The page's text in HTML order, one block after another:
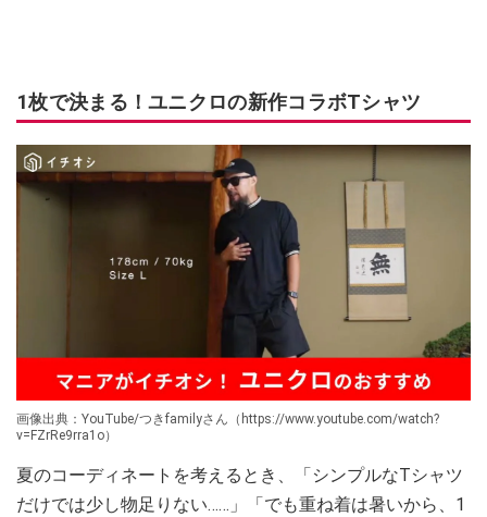
1枚で決まる！ユニクロの新作コラボTシャツ
画像出典：YouTube/つきfamilyさん（https://www.youtube.com/watch?
v=FZrRe9rra1o）
夏のコーディネートを考えるとき、「シンプルなTシャツ
だけでは少し物足りない……」「でも重ね着は暑いから、1